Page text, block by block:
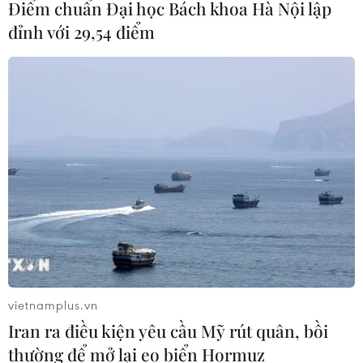
Australia
09/08/2026 02:01
Chuyên gia Nhật Bản nói Việt Nam
nên ưu tiên sản xuất và đóng gói chip
bán dẫn
08/08/2026 13:28
Nông sản Việt Nam còn nhiều dư địa
tại thị trường Algeria
08/08/2026 12:55
Điểm chuẩn Đại học Bách khoa Hà Nội lập
đỉnh với 29,54 điểm
vietnamplus.vn
Iran ra điều kiện yêu cầu Mỹ rút quân, bồi
thường để mở lại eo biển Hormuz